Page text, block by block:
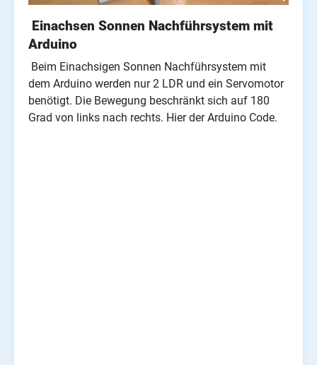
Einachsen Sonnen Nachführsystem mit
Arduino
Beim Einachsigen Sonnen Nachführsystem mit
dem Arduino werden nur 2 LDR und ein Servomotor
benötigt. Die Bewegung beschränkt sich auf 180
Grad von links nach rechts. Hier der Arduino Code.